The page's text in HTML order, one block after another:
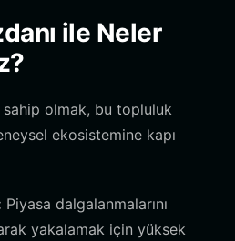
ile Neler
sahip olmak, bu topluluk
ekosistemine kapı
Piyasa dalgalanmalarını
yakalamak için yüksek